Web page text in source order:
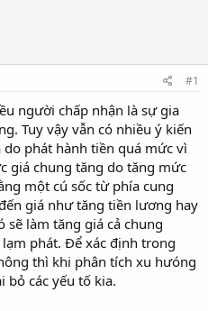
#1
người chấp nhận là sự gia
Tuy vậy vẫn có nhiều ý kiến
phát hành tiền quá mức vì
giá chung tăng do tăng mức
một cú sốc từ phía cung
giá như tăng tiền lương hay
sẽ làm tăng giá cả chung
phát. Để xác định trong
thì khi phân tích xu hưóng
bỏ các yếu tố kia.